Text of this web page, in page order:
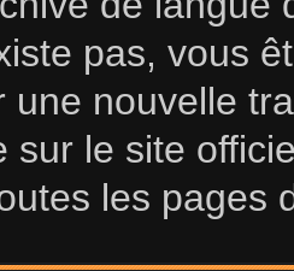
pas, vous
une nouvelle
sur le site
les pages